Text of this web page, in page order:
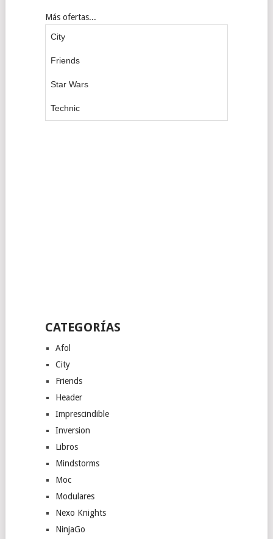
Más ofertas...
City
Friends
Star Wars
Technic
CATEGORÍAS
Afol
City
Friends
Header
Imprescindible
Inversion
Libros
Mindstorms
Moc
Modulares
Nexo Knights
NinjaGo